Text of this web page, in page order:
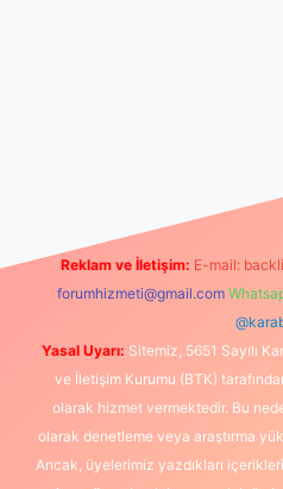
Reklam ve İletişim: E-mail:
forumhizmeti@gmail.com
Yasal Uyarı: Sitemiz, 5651 Sayılı
ve İletişim Kurumu (BTK)
olarak hizmet vermektedir. Bu
olarak denetleme veya araştırma
Ancak, üyelerimiz yazdıkları